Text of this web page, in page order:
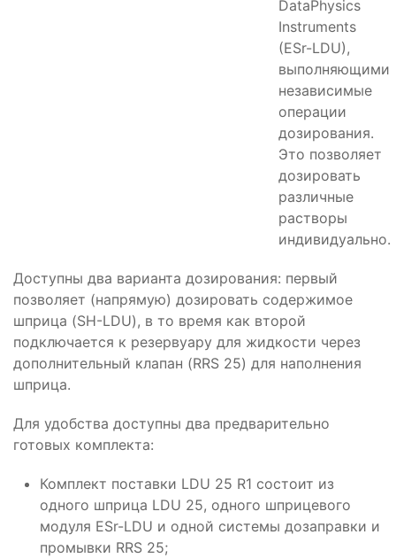
DataPhysics
Instruments
(ESr-LDU),
выполняющими
независимые
операции
дозирования.
Это позволяет
дозировать
различные
растворы
индивидуально.
Доступны два варианта дозирования: первый
позволяет (напрямую) дозировать содержимое
шприца (SH-LDU), в то время как второй
подключается к резервуару для жидкости через
дополнительный клапан (RRS 25) для наполнения
шприца.
Для удобства доступны два предварительно
готовых комплекта:
Комплект поставки LDU 25 R1 состоит из
одного шприца LDU 25, одного шприцевого
модуля ESr-LDU и одной системы дозаправки и
промывки RRS 25;